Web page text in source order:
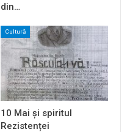
din…
Cultură
10 Mai și spiritul
Rezistenței